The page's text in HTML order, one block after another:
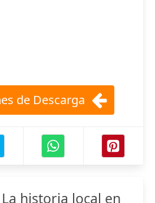
de Descarga
La historia local en